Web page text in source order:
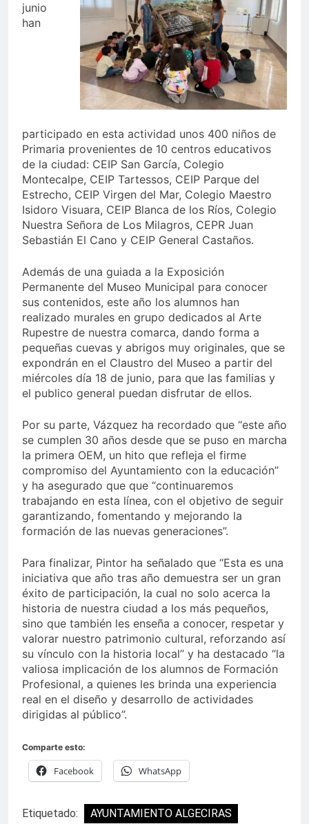
junio
han
participado en esta actividad unos 400 niños de
Primaria provenientes de 10 centros educativos
de la ciudad: CEIP San García, Colegio
Montecalpe, CEIP Tartessos, CEIP Parque del
Estrecho, CEIP Virgen del Mar, Colegio Maestro
Isidoro Visuara, CEIP Blanca de los Ríos, Colegio
Nuestra Señora de Los Milagros, CEPR Juan
Sebastián El Cano y CEIP General Castaños.
Además de una guiada a la Exposición
Permanente del Museo Municipal para conocer
sus contenidos, este año los alumnos han
realizado murales en grupo dedicados al Arte
Rupestre de nuestra comarca, dando forma a
pequeñas cuevas y abrigos muy originales, que se
expondrán en el Claustro del Museo a partir del
miércoles día 18 de junio, para que las familias y
el publico general puedan disfrutar de ellos.
Por su parte, Vázquez ha recordado que “este año
se cumplen 30 años desde que se puso en marcha
la primera OEM, un hito que refleja el firme
compromiso del Ayuntamiento con la educación”
y ha asegurado que que “continuaremos
trabajando en esta línea, con el objetivo de seguir
garantizando, fomentando y mejorando la
formación de las nuevas generaciones”.
Para finalizar, Pintor ha señalado que “Esta es una
iniciativa que año tras año demuestra ser un gran
éxito de participación, la cual no solo acerca la
historia de nuestra ciudad a los más pequeños,
sino que también les enseña a conocer, respetar y
valorar nuestro patrimonio cultural, reforzando así
su vínculo con la historia local” y ha destacado “la
valiosa implicación de los alumnos de Formación
Profesional, a quienes les brinda una experiencia
real en el diseño y desarrollo de actividades
dirigidas al público”.
Comparte esto:
Facebook WhatsApp
Etiquetado: AYUNTAMIENTO ALGECIRAS